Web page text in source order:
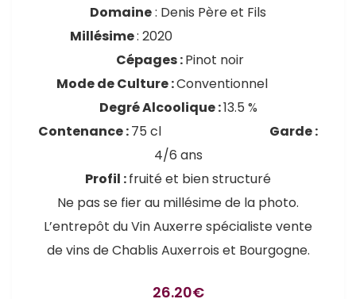
Domaine: Denis Père et Fils
Millésime: 2020
Cépages:Pinot noir
Mode de Culture :Conventionnel
Degré Alcoolique :13.5 %
Contenance :75 cl Garde :
4/6 ans
Profil :fruité et bien structuré
Ne pas se fier au millésime de la photo.
L’entrepôt du Vin Auxerre spécialiste vente
de vins de Chablis Auxerrois et Bourgogne.
26.20€